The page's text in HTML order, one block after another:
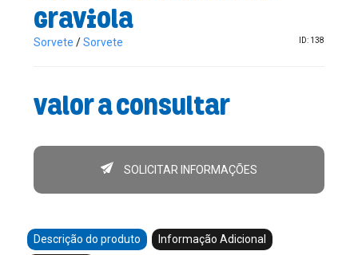
Graviola
Sorvete /Sorvete ID: 138
Valor a consultar
SOLICITAR INFORMAÇÕES
Descrição do produto
Informação Adicional